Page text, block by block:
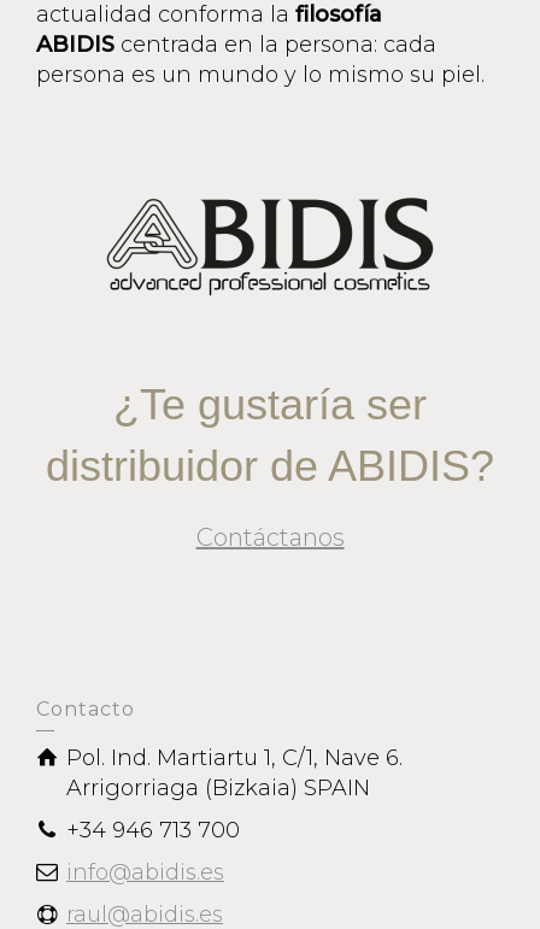
actualidad conforma la filosofía
ABIDIS centrada en la persona: cada
persona es un mundo y lo mismo su piel.
¿Te gustaría ser
distribuidor de ABIDIS?
Contáctanos
Contacto
Pol. Ind. Martiartu 1, C/1, Nave 6.
Arrigorriaga (Bizkaia) SPAIN
+34 946 713 700
info@abidis.es
raul@abidis.es